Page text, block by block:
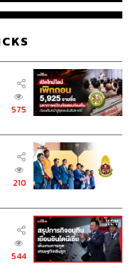
Park
Huludun Park
575
210
544